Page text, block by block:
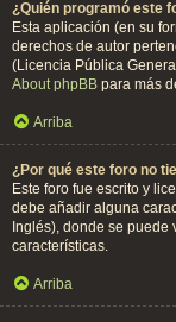
¿Quién programó este
Esta aplicación (en su
derechos de autor
(Licencia Pública
About phpBB para más
Arriba
¿Por qué este foro no
Este foro fue escrito y
debe añadir alguna
Inglés), donde se
características.
Arriba